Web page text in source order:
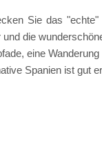
Sie das
die
eine
Spanien ist gut